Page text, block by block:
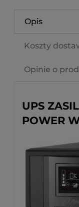
Opis
Koszty
Opinie o
UPS
POWER